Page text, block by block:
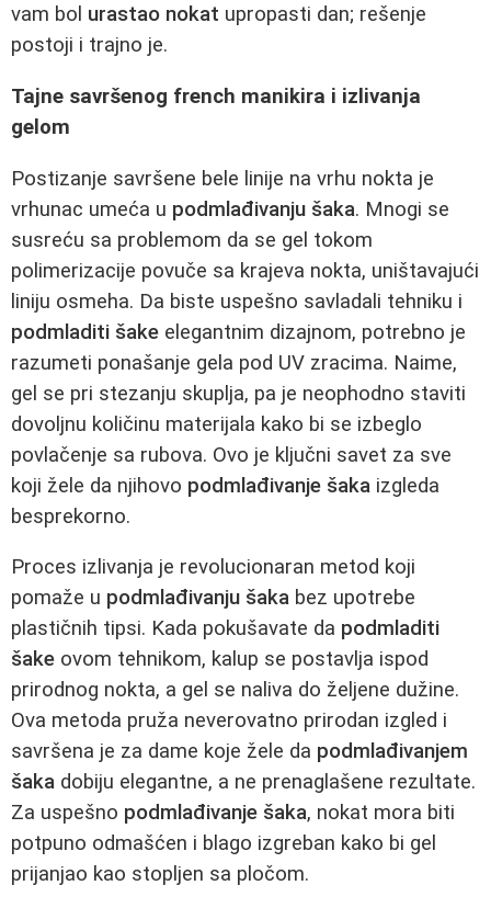
vam bol urastao nokat upropasti dan; rešenje
postoji i trajno je.
Tajne savršenog french manikira i izlivanja
gelom
Postizanje savršene bele linije na vrhu nokta je
vrhunac umeća u podmlađivanju šaka. Mnogi se
susreću sa problemom da se gel tokom
polimerizacije povuče sa krajeva nokta, uništavajući
liniju osmeha. Da biste uspešno savladali tehniku i
podmladiti šake elegantnim dizajnom, potrebno je
razumeti ponašanje gela pod UV zracima. Naime,
gel se pri stezanju skuplja, pa je neophodno staviti
dovoljnu količinu materijala kako bi se izbeglo
povlačenje sa rubova. Ovo je ključni savet za sve
koji žele da njihovo podmlađivanje šaka izgleda
besprekorno.
Proces izlivanja je revolucionaran metod koji
pomaže u podmlađivanju šaka bez upotrebe
plastičnih tipsi. Kada pokušavate da podmladiti
šake ovom tehnikom, kalup se postavlja ispod
prirodnog nokta, a gel se naliva do željene dužine.
Ova metoda pruža neverovatno prirodan izgled i
savršena je za dame koje žele da podmlađivanjem
šaka dobiju elegantne, a ne prenaglašene rezultate.
Za uspešno podmlađivanje šaka, nokat mora biti
potpuno odmašćen i blago izgreban kako bi gel
prijanjao kao stopljen sa pločom.